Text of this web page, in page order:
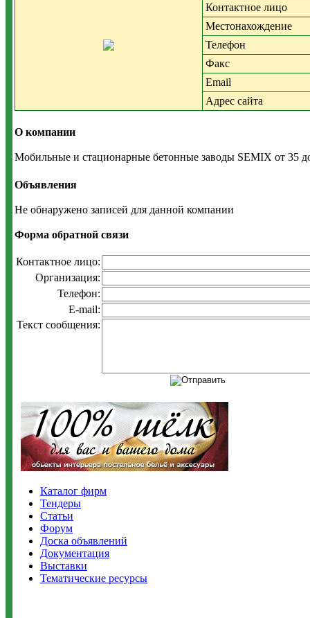
Контактное лицо
Местонахождение
Телефон
Факс
Email
Адрес сайта
О компании
Мобильные и стационарные бетонные заводы SEMIX от 35
Объявления
Не обнаружено записей для данной компании
Форма обратной связи
Контактное лицо:
Организация:
Телефон:
E-mail:
Текст сообщения:
Каталог фирм
Тендеры
Статьи
Форум
Доска объявлений
Документация
Выставки
Тематические ресурсы